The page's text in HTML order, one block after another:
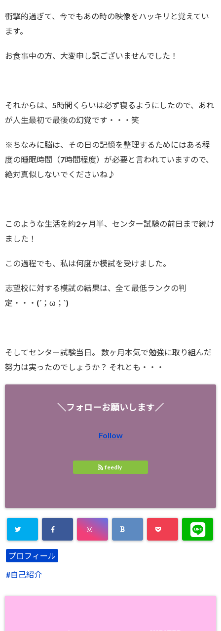
衝撃的過ぎて、今でもあの時の映像をハッキリと覚えてい
ます。
お食事中の方、大変申し訳ございませんでした！
それからは、5時間くらいは必ず寝るようにしたので、あれ
が人生最初で最後の幻覚です・・・笑
※ちなみに脳は、その日の記憶を整理するためにはある程
度の睡眠時間（7時間程度）が必要と言われていますので、
絶対真似しないでくださいね♪
このような生活を約2ヶ月半、センター試験の前日まで続け
ました！
この過程でも、私は何度か模試を受けました。
志望校に対する模試の結果は、全て最低ランクの判
定・・・(´；ω；`)
そしてセンター試験当日。 数ヶ月本気で勉強に取り組んだ
努力は実ったのでしょうか？ それとも・・・
＼フォローお願いします／
Follow
feedly
プロフィール
自己紹介